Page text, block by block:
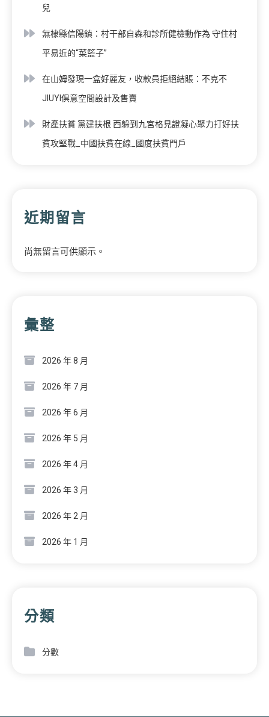
兒
無棣縣信陽鎮：村干部自森和診所健檢動作為 守住村
平易近的“菜籃子”
在山姆發現一盒好麗友，收款員拒絕結賬：不克不
JIUYI俱意空間設計及售賣
財產扶貧 黨建扶根 西躲到九宮格見證凝心聚力打好扶
貧攻堅戰_中國扶貧在線_國度扶貧門戶
近期留言
尚無留言可供顯示。
彙整
2026 年 8 月
2026 年 7 月
2026 年 6 月
2026 年 5 月
2026 年 4 月
2026 年 3 月
2026 年 2 月
2026 年 1 月
分類
分數